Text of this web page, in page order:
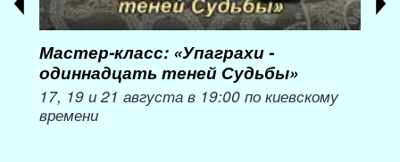
Мастер-класс: «Упаграхи -
одиннадцать теней Судьбы»
17, 19 и 21 августа в 19:00 по киевскому
времени